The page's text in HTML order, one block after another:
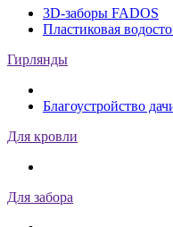
3D-заборы FADOS
Пластиковая
Гирлянды
Благоустройство
Для кровли
Для забора